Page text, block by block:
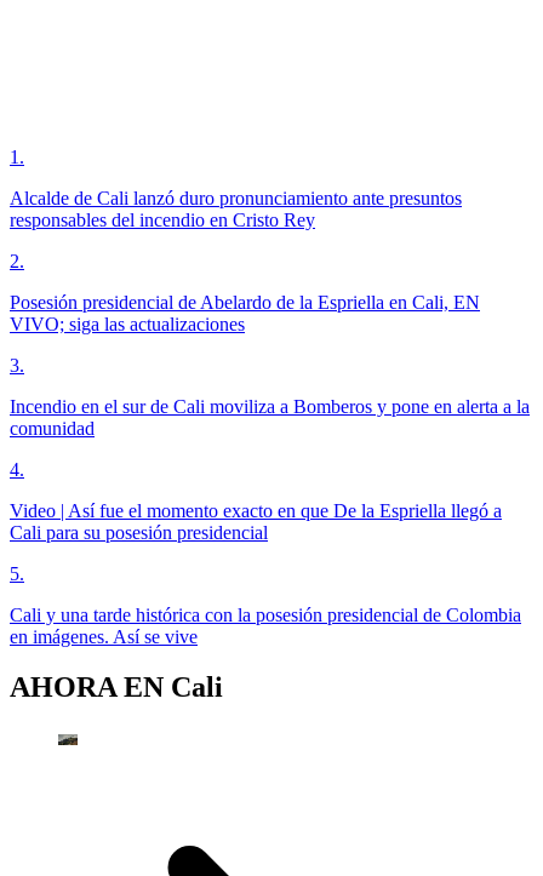
1 .
Alcalde de Cali lanzó duro pronunciamiento ante presuntos
responsables del incendio en Cristo Rey
2.
Posesión presidencial de Abelardo de la Espriella en Cali, EN
VIVO; siga las actualizaciones
3.
Incendio en el sur de Cali moviliza a Bomberos y pone en alerta a la
comunidad
4.
Video | Así fue el momento exacto en que De la Espriella llegó a
Cali para su posesión presidencial
5.
Cali y una tarde histórica con la posesión presidencial de Colombia
en imágenes. Así se vive
AHORA EN Cali